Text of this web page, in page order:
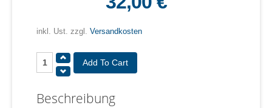
inkl. Ust. zzgl. Versandkosten
Beschreibung